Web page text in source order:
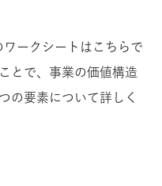
ークシートはこちらで
とで、事業の価値構造
の要素について詳しく